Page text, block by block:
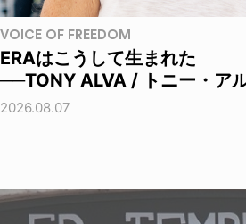
VOICE OF FREEDOM
ERAはこうして生まれた
──TONY ALVA / トニー・ア
2026.08.07